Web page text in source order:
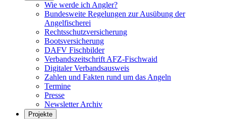
Wie werde ich Angler?
Bundesweite Regelungen zur Ausübung der
Angelfischerei
Rechtsschutzversicherung
Bootsversicherung
DAFV Fischbilder
Verbandszeitschrift AFZ-Fischwaid
Digitaler Verbandsausweis
Zahlen und Fakten rund um das Angeln
Termine
Presse
Newsletter Archiv
Projekte